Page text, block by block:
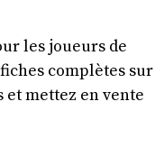
les joueurs de
complètes sur
et mettez en vente